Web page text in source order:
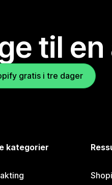
til en
gratis i tre dager
kategorier